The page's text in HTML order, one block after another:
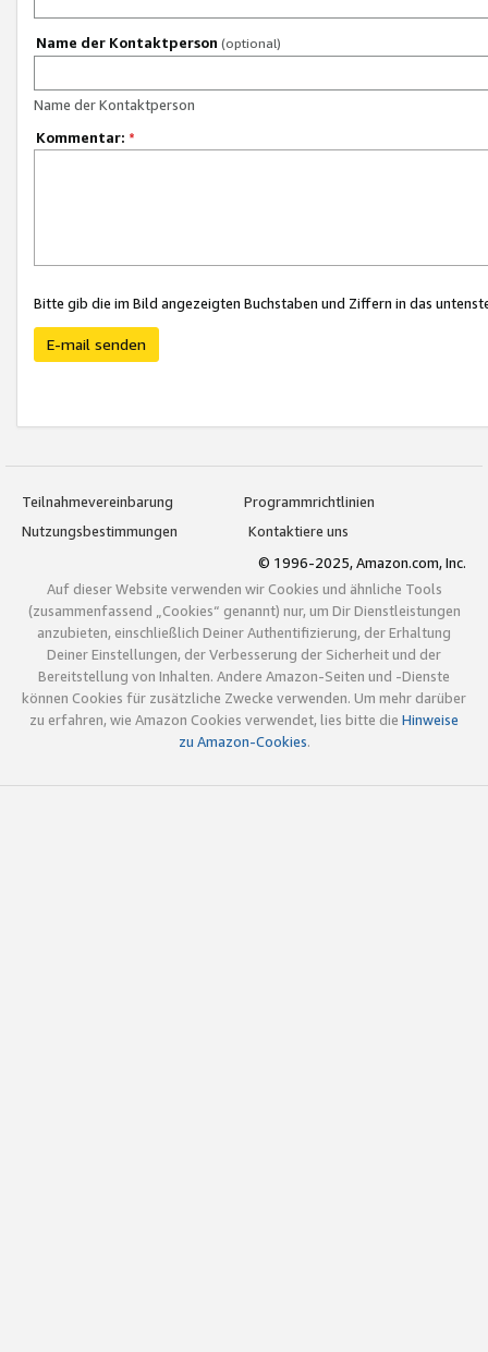
Name der Kontaktperson (optional)
Name der Kontaktperson
Kommentar: *
Bitte gib die im Bild angezeigten Buchstaben und Ziffern in das
E-mail senden
Teilnahmevereinbarung
Programmrichtlinien
Nutzungsbestimmungen
Kontaktiere uns
© 1996-2025, Amazon.com, Inc.
Auf dieser Website verwenden wir Cookies und ähnliche Tools
(zusammenfassend „Cookies“ genannt) nur, um Dir Dienstleistungen
anzubieten, einschließlich Deiner Authentifizierung, der Erhaltung
Deiner Einstellungen, der Verbesserung der Sicherheit und der
Bereitstellung von Inhalten. Andere Amazon-Seiten und -Dienste
können Cookies für zusätzliche Zwecke verwenden. Um mehr darüber
zu erfahren, wie Amazon Cookies verwendet, lies bitte die Hinweise
zu Amazon-Cookies.